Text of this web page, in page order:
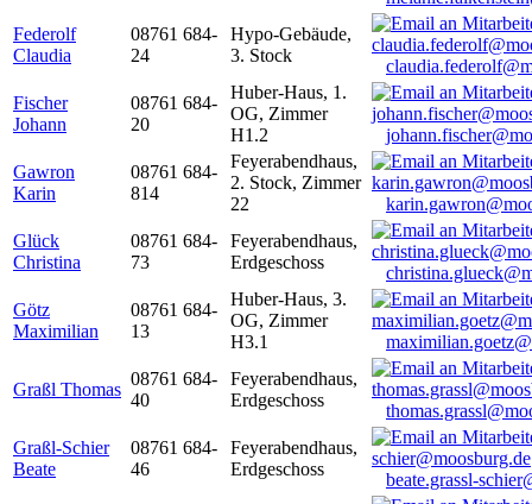
Federolf
Claudia
08761 684-
24
Hypo-Gebäude,
3. Stock
Fischer
Johann
08761 684-
20
Huber-Haus, 1.
OG, Zimmer
H1.2
Gawron
Karin
08761 684-
814
Feyerabendhaus,
2. Stock, Zimmer
22
Glück
Christina
08761 684-
73
Feyerabendhaus,
Erdgeschoss
Götz
Maximilian
08761 684-
13
Huber-Haus, 3.
OG, Zimmer
H3.1
Graßl Thomas
08761 684-
40
Feyerabendhaus,
Erdgeschoss
Graßl-Schier
Beate
08761 684-
46
Feyerabendhaus,
Erdgeschoss
beate.grassl-